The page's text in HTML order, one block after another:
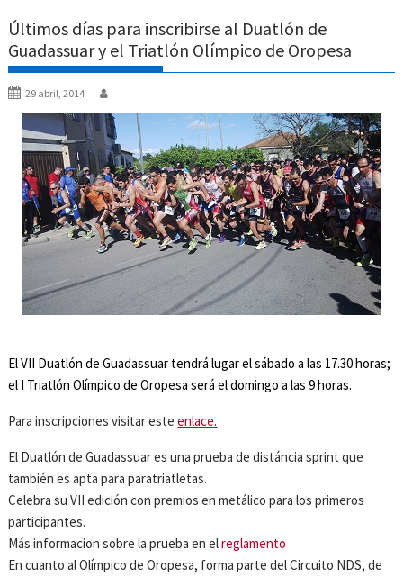
Últimos días para inscribirse al Duatlón de
Guadassuar y el Triatlón Olímpico de Oropesa
29 abril, 2014
El VII Duatlón de Guadassuar tendrá lugar el sábado a las 17.30 horas;
el I Triatlón Olímpico de Oropesa será el domingo a las 9 horas.
Para inscripciones visitar esteenlace.
El Duatlón de Guadassuar es una prueba de distáncia sprint que
también es apta para paratriatletas.
Celebra su VII edición con premios en metálico para los primeros
participantes.
Más informacion sobre la prueba en elreglamento
En cuanto al Olímpico de Oropesa, forma parte del Circuito NDS, de